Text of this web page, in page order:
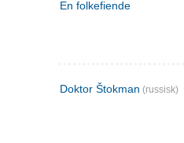
En folkefiende
Doktor Štokman (russisk)